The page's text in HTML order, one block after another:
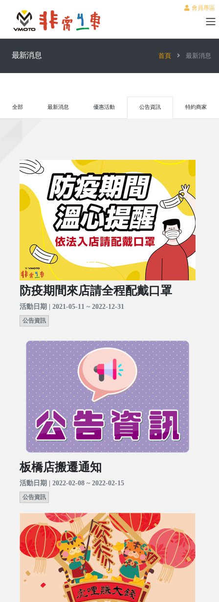
會員專區
最新消息 首頁 最新消息
全部 最新消息 優惠活動 公告資訊 特約商家
防疫期間來店請全程配戴口罩
活動日期 | 2021-05-11 ~ 2022-12-31
公告資訊
板橋店搬遷通知
活動日期 | 2022-02-08 ~ 2022-02-15
公告資訊